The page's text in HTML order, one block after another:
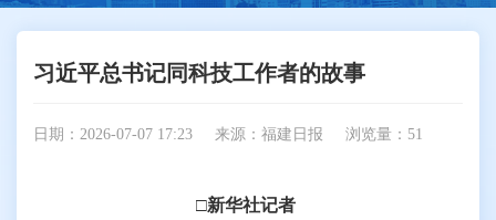
习近平总书记同科技工作者的故事
日期：2026-07-07 17:23 来源：福建日报 浏览量： 51
□新华社记者